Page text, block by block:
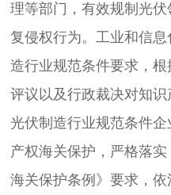
理等部门，有效规制光
复侵权行为。工业和信
造行业规范条件要求，
评议以及行政裁决对知
光伏制造行业规范条件
产权海关保护，严格落
海关保护条例》要求，